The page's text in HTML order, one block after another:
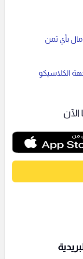
بأي ثمن
الكلاسيكو